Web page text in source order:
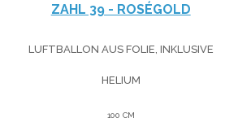
ZAHL 39 - ROSÉGOLD
LUFTBALLON AUS FOLIE, INKLUSIVE
HELIUM
100 CM